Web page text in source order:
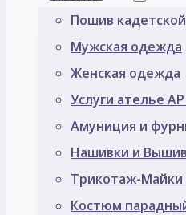
Пошив
Мужская одежда
Женская одежда
Услуги ателье
Амуниция и
Нашивки и
Трикотаж-
Костюм